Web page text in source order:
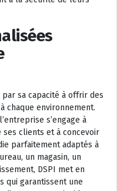
sa capacité à offrir des
chaque environnement.
s’engage à
clients et à concevoir
parfaitement adaptés à
un magasin, un
DSPI met en
qui garantissent une